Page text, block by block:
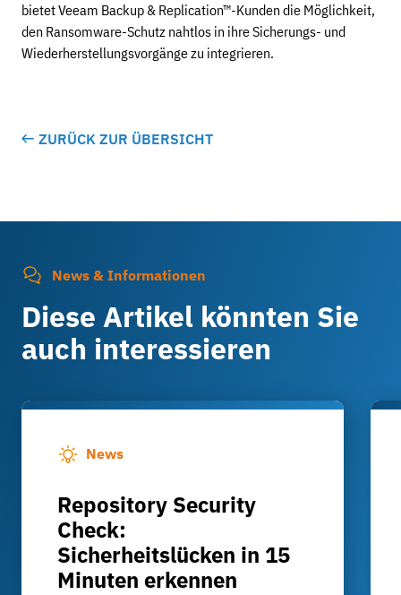
bietet Veeam Backup & Replication™-Kunden die Möglichkeit,
den Ransomware-Schutz nahtlos in ihre Sicherungs- und
Wiederherstellungsvorgänge zu integrieren.
ZURÜCK ZUR ÜBERSICHT
News & Informationen
Diese Artikel könnten Sie
auch interessieren
News
Repository Security
Check:
Sicherheitslücken in 15
Minuten erkennen